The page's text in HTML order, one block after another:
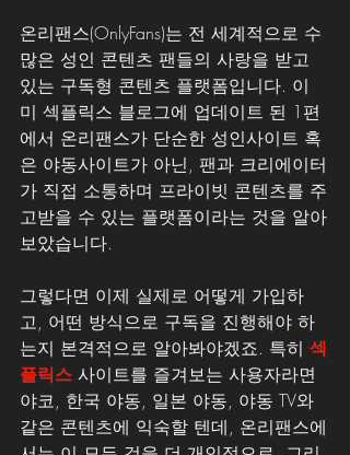
온리팬스(OnlyFans)는 전 세계적으로 수
많은 성인 콘텐츠 팬들의 사랑을 받고
있는 구독형 콘텐츠 플랫폼입니다. 이
미 섹플릭스 블로그에 업데이트 된 1편
에서 온리팬스가 단순한 성인사이트 혹
은 야동사이트가 아닌, 팬과 크리에이터
가 직접 소통하며 프라이빗 콘텐츠를 주
고받을 수 있는 플랫폼이라는 것을 알아
보았습니다.
그렇다면 이제 실제로 어떻게 가입하
고, 어떤 방식으로 구독을 진행해야 하
는지 본격적으로 알아봐야겠죠. 특히 섹
플릭스 사이트를 즐겨보는 사용자라면
야코, 한국 야동, 일본 야동, 야동 TV와
같은 콘텐츠에 익숙할 텐데, 온리팬스에